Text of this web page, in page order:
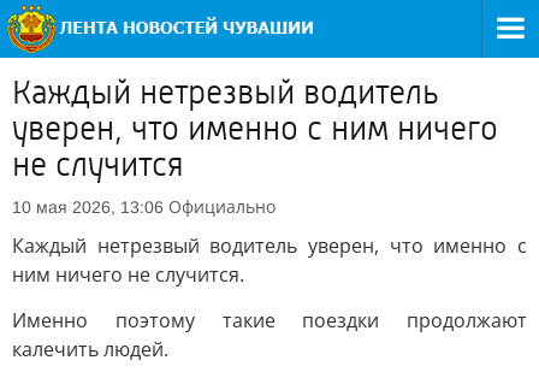
Каждый нетрезвый водитель
уверен, что именно с ним ничего
не случится
10 мая 2026, 13:06 Официально
Каждый нетрезвый водитель уверен, что именно с
ним ничего не случится.
Именно поэтому такие поездки продолжают
калечить людей.